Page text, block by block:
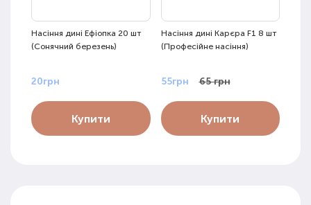
Насіння дині Ефіопка 20 шт
(Сонячний березень)
20грн
Купити
Насіння дині Карєра F1 8 шт
(Професійне насіння)
55грн 65 грн
Купити